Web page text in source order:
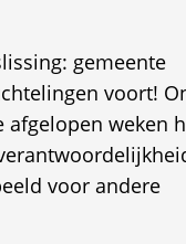
gemeente
voort!
afgelopen weken
voor andere